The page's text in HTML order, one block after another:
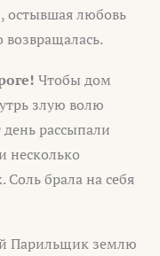
остывшая любовь
Чтобы дом
злую волю
день рассыпали
несколько
брала на себя
Парильщик землю